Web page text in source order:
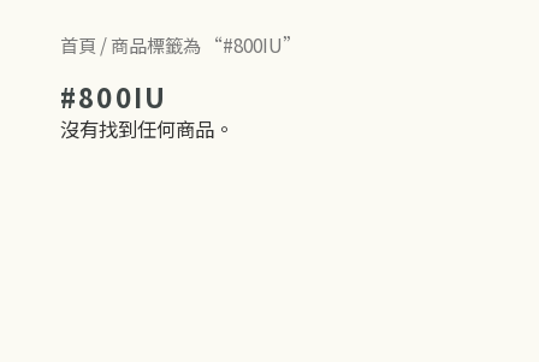
首頁 / 商品標籤為 “#800IU”
#800IU
沒有找到任何商品。